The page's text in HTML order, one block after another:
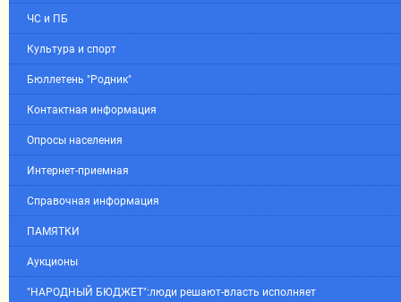
ЧС и ПБ
Культура и спорт
Бюллетень "Родник"
Контактная информация
Опросы населения
Интернет-приемная
Справочная информация
ПАМЯТКИ
Аукционы
"НАРОДНЫЙ БЮДЖЕТ":люди решают-власть исполняет